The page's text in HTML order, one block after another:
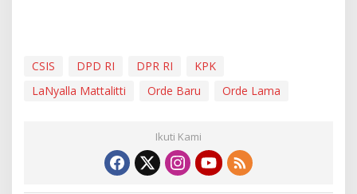
CSIS DPD RI DPR RI
KPK
LaNyalla Mattalitti
Orde Baru Orde Lama
Ikuti Kami